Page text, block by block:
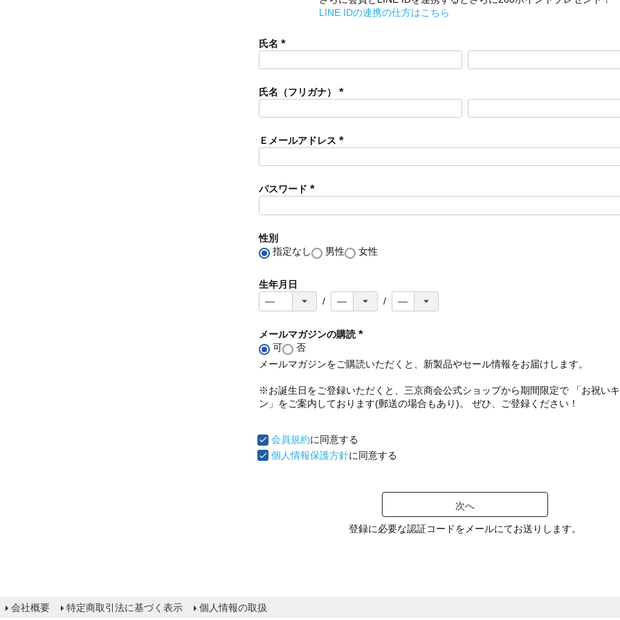
LINE IDの連携の仕方はこちら
氏名
必
)
氏名（フリガナ）
必
)
Ｅメールアドレス
必
)
パスワード
必
性別
指定なし
男性 女性
生年月日
メールマガジンの購読
必
)
可
否
メールマガジンをご購読いただくと、新製品やセール情報をお届けします。
※お誕生日をご登録いただくと、三京商会公式ショップから期間限定で 「お祝い
ン」をご案内しております(郵送の場合もあり)。 ぜひ、ご登録ください！
会員規約に同意する
個人情報保護方針に同意する
次へ
登録に必要な認証コードをメールにてお送りします。
会社概要 特定商取引法に基づく表示 個人情報の取扱